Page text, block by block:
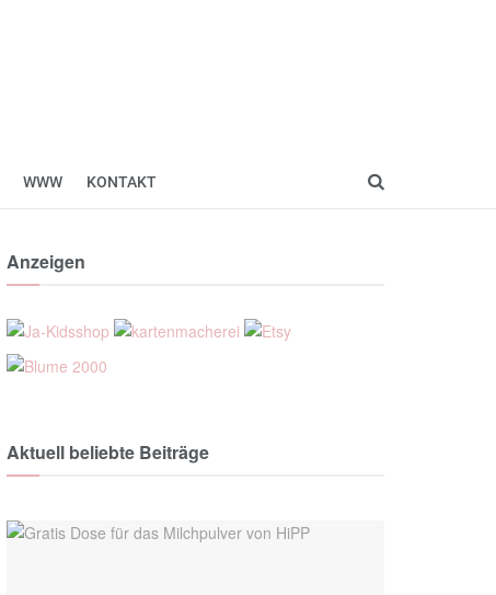
WWW KONTAKT
Anzeigen
Aktuell beliebte Beiträge